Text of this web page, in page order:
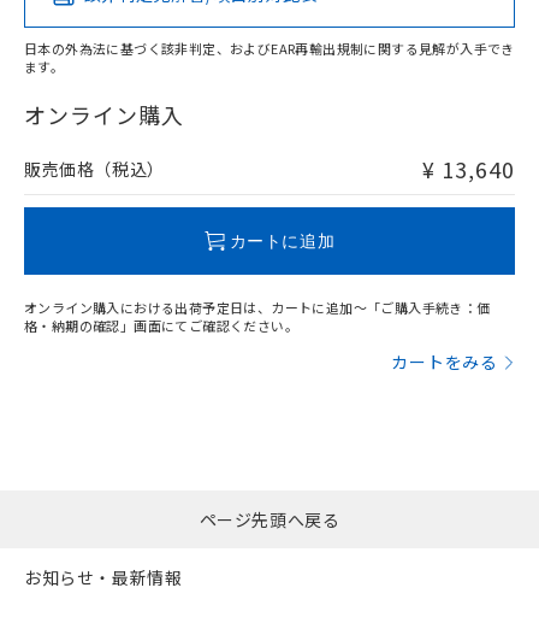
在庫等で未対応品が混在する可能性があります。
問い合わせください。
日本の外為法に基づく該非判定、およびEAR再輸出規制に関する見解が入手でき
ます。
オンライン購入
販売価格（税込） ¥ 13,640
カートに追加
オンライン購入における出荷予定日は、カートに追加～「ご購入手続き：価
格・納期の確認」画面にてご確認ください。
カートをみる
ページ先頭へ戻る
お知らせ・最新情報